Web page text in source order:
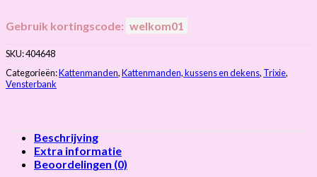
Gebruik kortingscode: welkom01
SKU:404648
Categorieën:Kattenmanden,Kattenmanden, kussens en dekens, Trixie,
Vensterbank
Beschrijving
Extra informatie
Beoordelingen (0)